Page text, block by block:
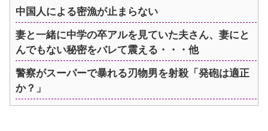
中国人による密漁が止まらない
妻と一緒に中学の卒アルを見ていた夫さん、妻にと
んでもない秘密をバレて震える・・・他
警察がスーパーで暴れる刃物男を射殺「発砲は適正
か？」